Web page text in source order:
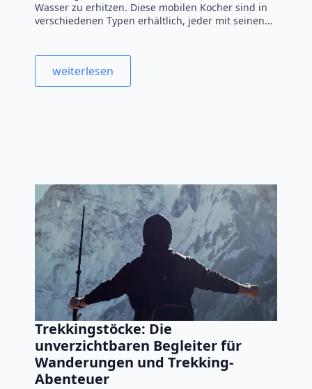
Wasser zu erhitzen. Diese mobilen Kocher sind in
verschiedenen Typen erhältlich, jeder mit seinen…
weiterlesen
Trekkingstöcke: Die
unverzichtbaren Begleiter für
Wanderungen und Trekking-
Abenteuer